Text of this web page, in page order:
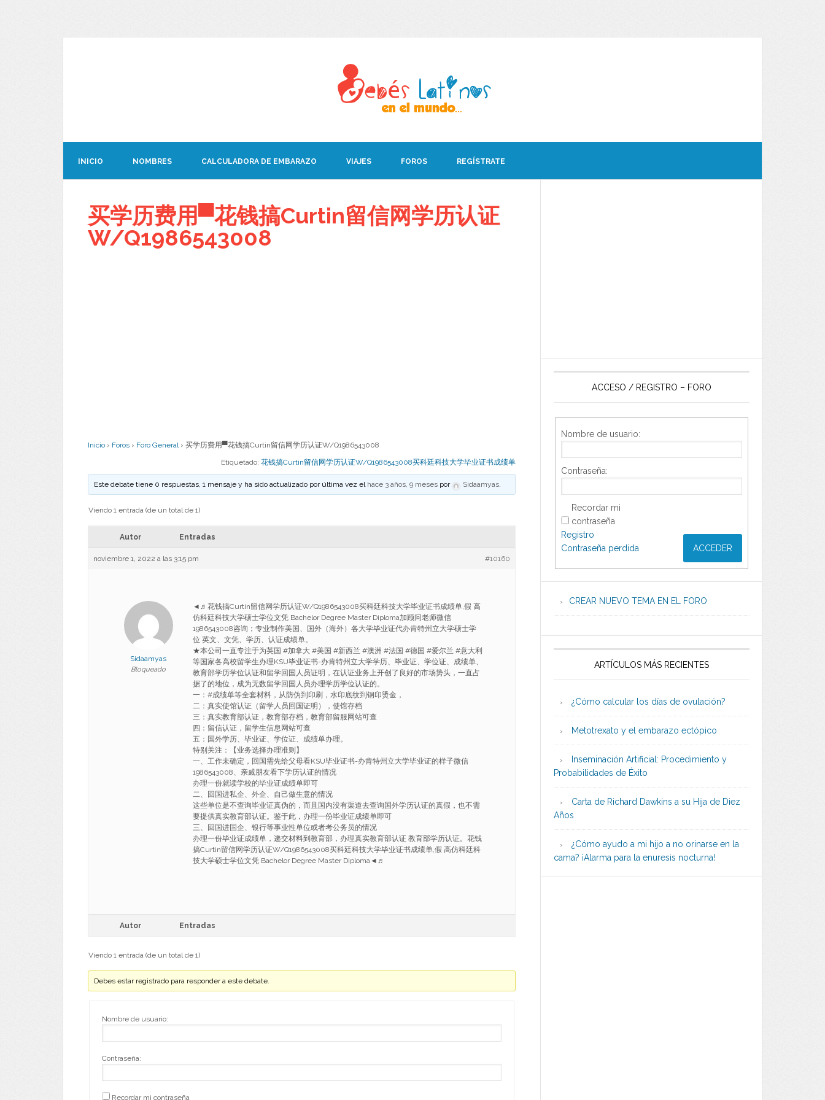
INICIO NOMBRES CALCULADORA DE EMBARAZO VIAJES FOROS REGÍSTRATE
买学历费用▀花钱搞Curtin留信网学历认证
W/Q1986543008
Inicio › Foros › Foro General › 买学历费用▀花钱搞Curtin留信网学历认证W/Q1986543008
Etiquetado: 花钱搞Curtin留信网学历认证W/Q1986543008买科廷科技大学毕业证书成绩单
Este debate tiene 0 respuestas, 1 mensaje y ha sido actualizado por última vez el hace 3 años, 9 meses por Sidaamyas.
Viendo 1 entrada (de un total de 1)
Autor Entradas
noviembre 1, 2022 a las 3:15 pm #10160
Sidaamyas
Bloqueado
◄♬花钱搞Curtin留信网学历认证W/Q1986543008买科廷科技大学毕业证书成绩单,假 高
仿科廷科技大学硕士学位文凭 Bachelor Degree Master Diploma加顾问老师微信
1986543008咨询；专业制作美国、国外（海外）各大学毕业证代办肯特州立大学硕士学
位 英文、文凭、学历、认证成绩单。
★本公司一直专注于为英国 #加拿大 #美国 #新西兰 #澳洲 #法国 #德国 #爱尔兰 #意大利
等国家各高校留学生办理KSU毕业证书-办肯特州立大学学历、毕业证、学位证、成绩单、
教育部学历学位认证和留学回国人员证明，在认证业务上开创了良好的市场势头，一直占
据了的地位，成为无数留学回国人员办理学历学位认证的。
一：#成绩单等全套材料，从防伪到印刷，水印底纹到钢印烫金，
二：真实使馆认证（留学人员回国证明），使馆存档
三：真实教育部认证，教育部存档，教育部留服网站可查
四：留信认证，留学生信息网站可查
五：国外学历、毕业证、学位证、成绩单办理。
特别关注：【业务选择办理准则】
一、工作未确定，回国需先给父母看KSU毕业证书-办肯特州立大学毕业证的样子微信
1986543008、亲戚朋友看下学历认证的情况
办理一份就读学校的毕业证成绩单即可
二、回国进私企、外企、自己做生意的情况
这些单位是不查询毕业证真伪的，而且国内没有渠道去查询国外学历认证的真假，也不需
要提供真实教育部认证。鉴于此，办理一份毕业证成绩单即可
三、回国进国企、银行等事业性单位或者考公务员的情况
办理一份毕业证成绩单，递交材料到教育部，办理真实教育部认证 教育部学历认证。花钱
搞Curtin留信网学历认证W/Q1986543008买科廷科技大学毕业证书成绩单,假 高仿科廷科
技大学硕士学位文凭 Bachelor Degree Master Diploma◄♬
Autor Entradas
Viendo 1 entrada (de un total de 1)
Debes estar registrado para responder a este debate.
Nombre de usuario:
Contraseña:
Recordar mi contraseña
ACCESO / REGISTRO – FORO
Nombre de usuario:
Contraseña:
Recordar mi
contraseña
ACCEDER
Registro
Contraseña perdida
CREAR NUEVO TEMA EN EL FORO
ARTÍCULOS MÁS RECIENTES
¿Cómo calcular los días de ovulación?
Metotrexato y el embarazo ectópico
Inseminación Artificial: Procedimiento y
Probabilidades de Éxito
Carta de Richard Dawkins a su Hija de Diez
Años
¿Cómo ayudo a mi hijo a no orinarse en la
cama? ¡Alarma para la enuresis nocturna!